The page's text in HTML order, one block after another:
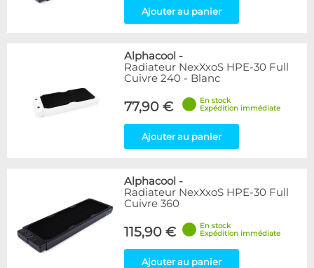
Ajouter au panier
Alphacool -
Radiateur NexXxoS HPE-30 Full
Cuivre 240 - Blanc
77,90 €
En stock
Expédition immédiate
Ajouter au panier
Alphacool -
Radiateur NexXxoS HPE-30 Full
Cuivre 360
115,90 €
En stock
Expédition immédiate
Ajouter au panier